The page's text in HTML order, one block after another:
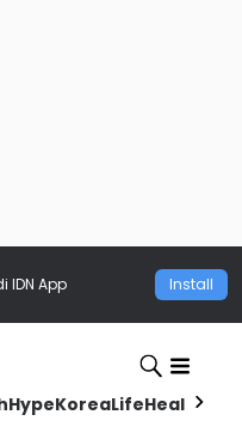
IDN App Install
HypeKoreaLifeHealth